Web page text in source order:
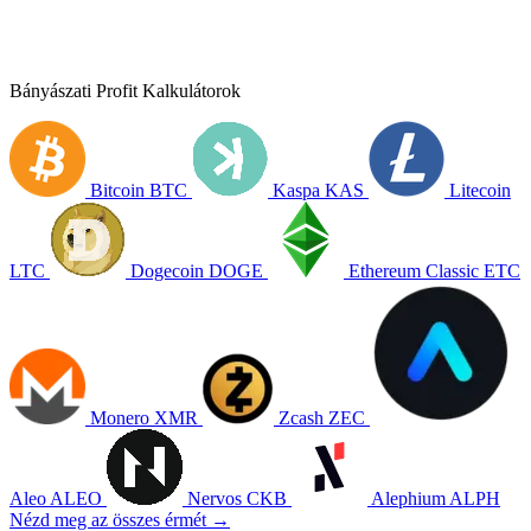
Bányászati Profit Kalkulátorok
Bitcoin BTC Kaspa KAS Litecoin
LTC Dogecoin DOGE Ethereum Classic ETC
Monero XMR Zcash ZEC
Aleo ALEO Nervos CKB Alephium ALPH
Nézd meg az összes érmét →